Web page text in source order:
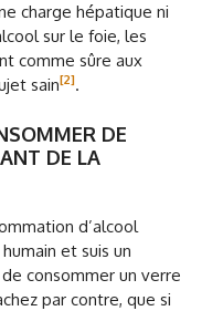
charge hépatique ni
sur le foie, les
comme sûre aux
sain[2].
DE
DE LA
d’alcool
et suis un
consommer un verre
par contre, que si